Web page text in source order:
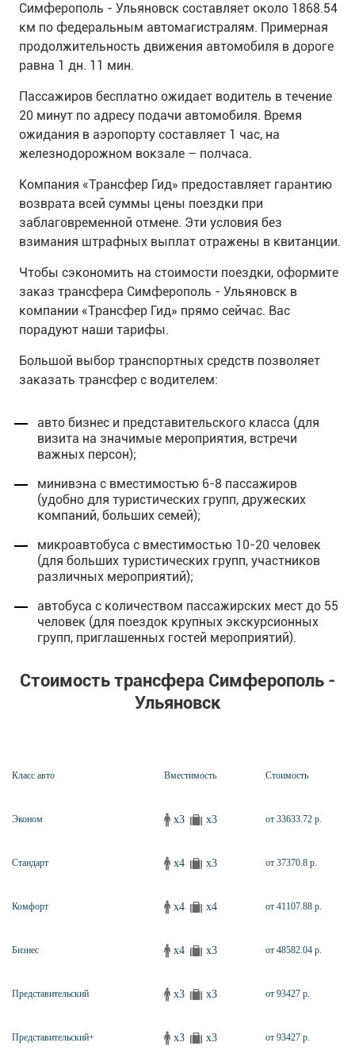
Симферополь - Ульяновск составляет около 1868.54
км по федеральным автомагистралям. Примерная
продолжительность движения автомобиля в дороге
равна 1 дн. 11 мин.
Пассажиров бесплатно ожидает водитель в течение
20 минут по адресу подачи автомобиля. Время
ожидания в аэропорту составляет 1 час, на
железнодорожном вокзале – полчаса.
Компания «Трансфер Гид» предоставляет гарантию
возврата всей суммы цены поездки при
заблаговременной отмене. Эти условия без
взимания штрафных выплат отражены в квитанции.
Чтобы сэкономить на стоимости поездки, оформите
заказ трансфера Симферополь - Ульяновск в
компании «Трансфер Гид» прямо сейчас. Вас
порадуют наши тарифы.
Большой выбор транспортных средств позволяет
заказать трансфер с водителем:
авто бизнес и представительского класса (для
визита на значимые мероприятия, встречи
важных персон);
минивэна с вместимостью 6-8 пассажиров
(удобно для туристических групп, дружеских
компаний, больших семей);
микроавтобуса с вместимостью 10-20 человек
(для больших туристических групп, участников
различных мероприятий);
автобуса с количеством пассажирских мест до 55
человек (для поездок крупных экскурсионных
групп, приглашенных гостей мероприятий).
Стоимость трансфера Симферополь -
Ульяновск
Класс авто Вместимость Стоимость
Эконом x3 x3 от 33633.72 р.
Стандарт x4 x3 от 37370.8 р.
Комфорт x4 x4 от 41107.88 р.
Бизнес x4 x3 от 48582.04 р.
Представительский x3 x3 от 93427 р.
Представительский+ x3 x3 от 93427 р.